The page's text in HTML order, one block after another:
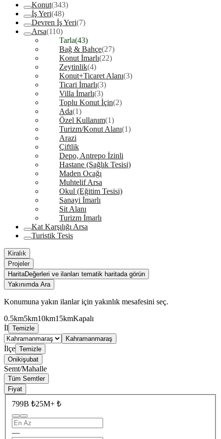
Konut(343)
İş Yeri(48)
Devren İş Yeri(7)
Arsa(110)
Tarla(43)
Bağ & Bahçe(27)
Konut İmarlı(22)
Zeytinlik(4)
Konut+Ticaret Alanı(3)
Ticari İmarlı(3)
Villa İmarlı(3)
Toplu Konut İçin(2)
Ada(1)
Özel Kullanım(1)
Turizm/Konut Alanı(1)
Arazi
Çiftlik
Depo, Antrepo İzinli
Hastane (Sağlık Tesisi)
Maden Ocağı
Muhtelif Arsa
Okul (Eğitim Tesisi)
Sanayi İmarlı
Sit Alanı
Turizm İmarlı
Kat Karşılığı Arsa
Turistik Tesis
Kiralık
Projeler
HaritaDeğerleri ve ilanları tematik haritada görün
Yakınımda Ara
Konumuna yakın ilanlar için yakınlık mesafesini seç.
0.5km5km10km15kmKapalı
İl Temizle
Kahramanmaraş
İlçe Temizle
Onikişubat
Semt/Mahalle
Tüm Semtler
Fiyat
799B ₺25M+ ₺
—